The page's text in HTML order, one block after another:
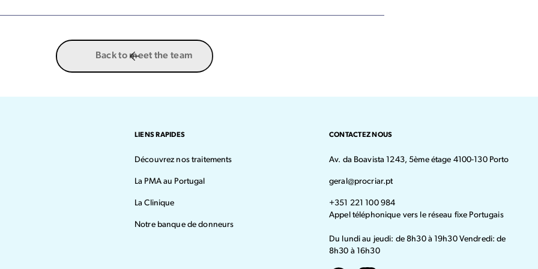
Back to meet the team
LIENS RAPIDES
Découvrez nos traitements
La PMA au Portugal
La Clinique
Notre banque de donneurs
CONTACTEZ NOUS
Av. da Boavista 1243, 5ème étage 4100-130 Porto
geral@procriar.pt
+351 221 100 984
Appel téléphonique vers le réseau fixe Portugais
Du lundi au jeudi: de 8h30 à 19h30 Vendredi: de
8h30 à 16h30